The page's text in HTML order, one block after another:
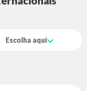
Escolha aqui